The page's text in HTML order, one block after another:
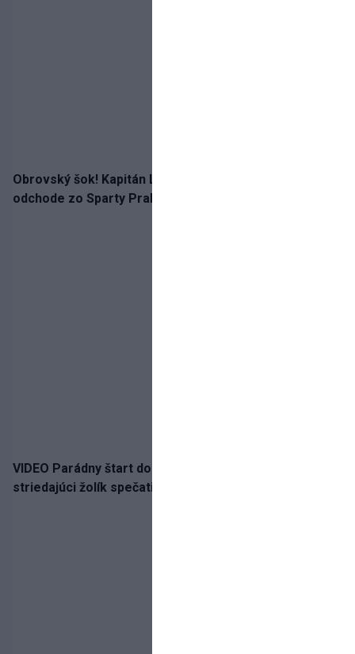
Obrovský šok! Kapitán Lukáš Haraslín je údajne na
odchode zo Sparty Praha
VIDEO Parádny štart do sezóny!: Rýchlik Boženík ako
striedajúci žolík spečatil postup Stoke